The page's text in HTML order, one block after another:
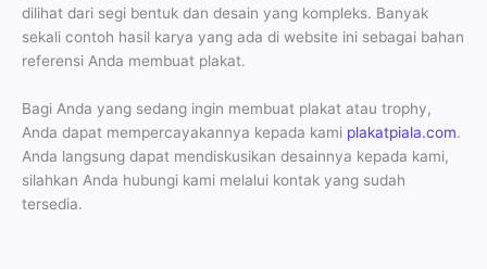
dilihat dari segi bentuk dan desain yang kompleks. Banyak
sekali contoh hasil karya yang ada di website ini sebagai bahan
referensi Anda membuat plakat.
Bagi Anda yang sedang ingin membuat plakat atau trophy,
Anda dapat mempercayakannya kepada kami plakatpiala.com.
Anda langsung dapat mendiskusikan desainnya kepada kami,
silahkan Anda hubungi kami melalui kontak yang sudah
tersedia.